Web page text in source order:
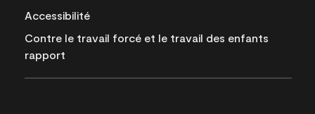
Accessibilité
Contre le travail forcé et le travail des enfants
rapport